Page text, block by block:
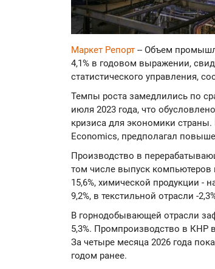
Маркет Репорт -- Объем
4,1% в годовом выражении,
статистического управления,
Темпы роста замедлились по
июля 2023 года, что
кризиса для экономики
Economics, предполагал
Производство в
том числе выпуск
15,6%, химической продукции -
9,2%, в текстильной отрасли -
В горнодобывающей отрасли
5,3%. Промпроизводство в КНР
За четыре месяца 2026 года
годом ранее.